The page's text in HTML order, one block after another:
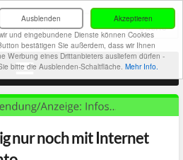
Akzeptieren
Ausblenden
und eingebundene Dienste können Cookies
bestätigen Sie außerdem, dass wir Ihnen
Werbung eines Drittanbieters ausliefern dürfen -
bitte die Ausblenden-Schaltfläche. Mehr Info.
nur noch mit Internet